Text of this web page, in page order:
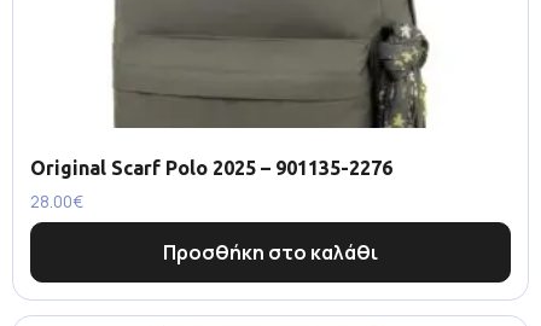
Original Scarf Polo 2025 – 901135-2276
28.00€
Προσθήκη στο καλάθι